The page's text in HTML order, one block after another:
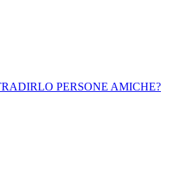
PERSONE AMICHE?